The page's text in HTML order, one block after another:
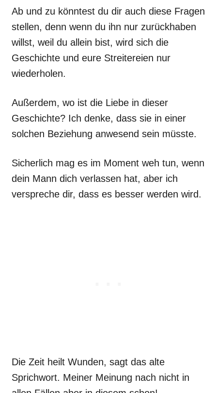
Ab und zu könntest du dir auch diese Fragen
stellen, denn wenn du ihn nur zurückhaben
willst, weil du allein bist, wird sich die
Geschichte und eure Streitereien nur
wiederholen.
Außerdem, wo ist die Liebe in dieser
Geschichte? Ich denke, dass sie in einer
solchen Beziehung anwesend sein müsste.
Sicherlich mag es im Moment weh tun, wenn
dein Mann dich verlassen hat, aber ich
verspreche dir, dass es besser werden wird.
Die Zeit heilt Wunden, sagt das alte
Sprichwort. Meiner Meinung nach nicht in